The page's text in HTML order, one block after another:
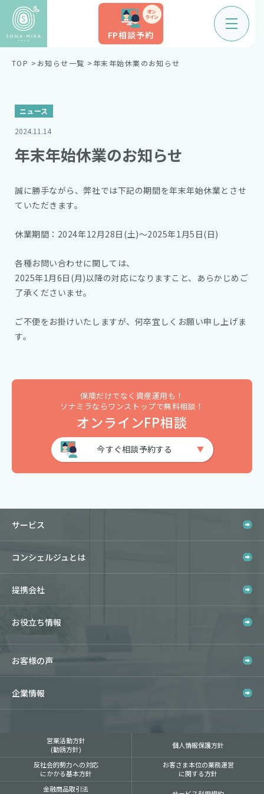
FP相談予約
オン
ライン
TOP お知らせ一覧 年末年始休業のお知らせ
ニュース
2024.11.14
年末年始休業のお知らせ
誠に勝手ながら、弊社では下記の期間を年末年始休業とさせ
ていただきます。
休業期間：2024年12月28日(土)～2025年1月5日(日)
各種お問い合わせに関しては、
2025年1月6日(月)以降の対応になりますこと、あらかじめご
了承くださいませ。
ご不便をお掛けいたしますが、何卒宜しくお願い申し上げま
す。
保険だけでなく資産運用も！
ソナミラならワンストップで無料相談！
オンラインFP相談
今すぐ相談予約する
サービス
コンシェルジュとは
提携会社
お役立ち情報
お客様の声
企業情報
営業活動方針
(勧誘方針)
個人情報保護方針
反社会的勢力への対応
にかかる基本方針
お客さま本位の業務運営
に関する方針
金融商品取引法